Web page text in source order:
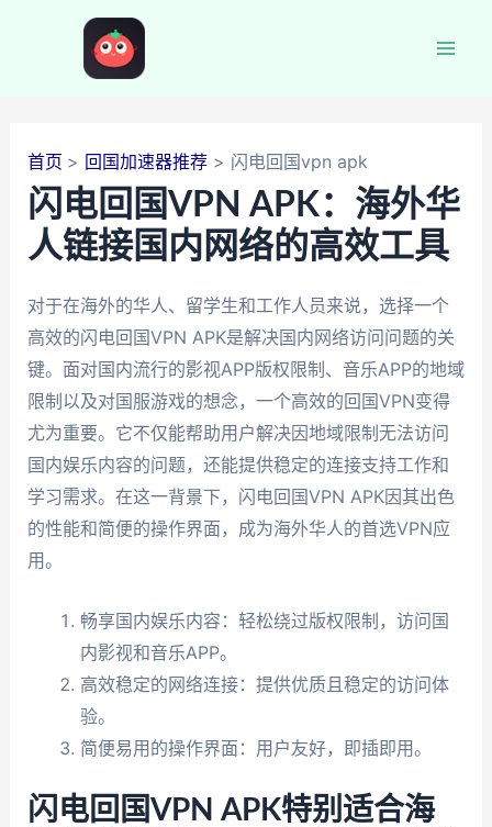
首页 回国加速器推荐 闪电回国vpn apk
闪电回国VPN APK：海外华
人链接国内网络的高效工具
对于在海外的华人、留学生和工作人员来说，选择一个
高效的闪电回国VPN APK是解决国内网络访问问题的关
键。面对国内流行的影视APP版权限制、音乐APP的地域
限制以及对国服游戏的想念，一个高效的回国VPN变得
尤为重要。它不仅能帮助用户解决因地域限制无法访问
国内娱乐内容的问题，还能提供稳定的连接支持工作和
学习需求。在这一背景下，闪电回国VPN APK因其出色
的性能和简便的操作界面，成为海外华人的首选VPN应
用。
畅享国内娱乐内容：轻松绕过版权限制，访问国
内影视和音乐APP。
高效稳定的网络连接：提供优质且稳定的访问体
验。
简便易用的操作界面：用户友好，即插即用。
闪电回国VPN APK特别适合海